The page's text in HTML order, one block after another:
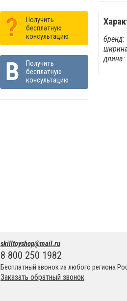
Получить
бесплатную
консультацию
Получить
бесплатную
консультацию
бренд:
skilltoyshop@mail.ru
8 800 250 1982
Бесплатный звонок из любого региона
Заказать обратный звонок